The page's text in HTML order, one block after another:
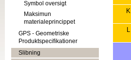
Symbol oversigt
Maksimun
materialeprincippet
GPS - Geometriske
Produktspecifikationer
Slibning
K
L